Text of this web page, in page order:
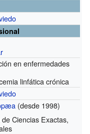
en enfermedades
linfática crónica
(desde 1998)
Ciencias Exactas,